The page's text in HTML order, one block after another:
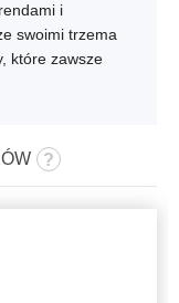
i
swoimi trzema
które zawsze